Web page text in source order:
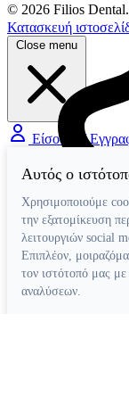
Διάφορα
© 2026 Filios
Κατασκευή
Close menu
Είσοδος /
Αυτός ο
Χρησιμοποιούμε
την εξατομίκευση
λειτουργιών social
Επιπλέον,
τον ιστότοπό μας
αναλύσεων.